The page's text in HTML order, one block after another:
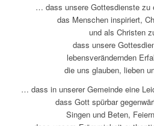
… dass unsere Gottesdienste zu
das Menschen inspiriert,
und als Christen
dass unsere
lebensverändernden
die uns glauben, lieben
… dass in unserer Gemeinde eine
dass Gott spürbar
Singen und Beten,